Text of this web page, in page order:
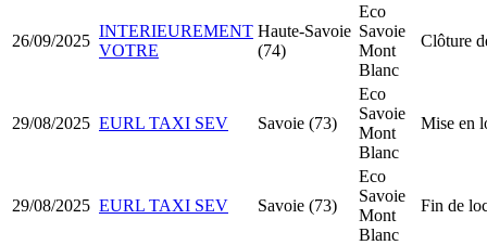
26/09/2025
INTERIEUREMENT
VOTRE
Haute-Savoie
(74)
Eco
Savoie
Mont
Blanc
Clôture
29/08/2025 EURL TAXI SEV Savoie (73)
Eco
Savoie
Mont
Blanc
Mise en
29/08/2025 EURL TAXI SEV Savoie (73)
Eco
Savoie
Mont
Blanc
Fin de